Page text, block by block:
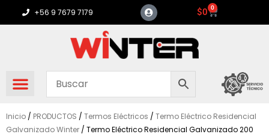
+56 9 7679 7179 $0 0
Carrito
Inicio / PRODUCTOS / Termos Eléctricos / Termo Eléctrico Residencial
Galvanizado Winter / Termo Eléctrico Residencial Galvanizado 200